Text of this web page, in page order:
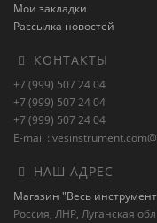
Мои закладки
Рассылка новостей
КОНТАКТЫ
+7 (999) 507 24 04
+7 (999) 507 24 04
+7 (999) 507 24 04
E-mail :
НАШ АДРЕС
Магазин "Весь
Россия, ЛНР, Луганская